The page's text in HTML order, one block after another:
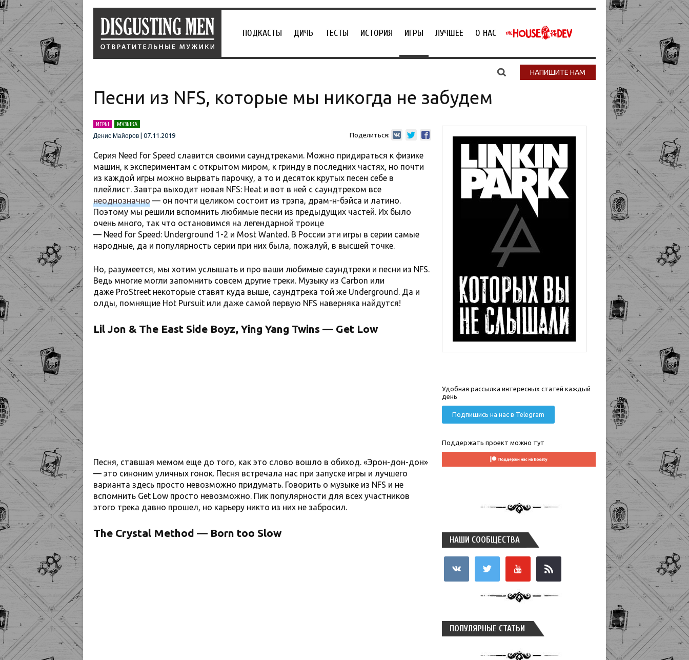
ПОДКАСТЫ ДИЧЬ ТЕСТЫ ИСТОРИЯ ИГРЫ ЛУЧШЕЕ О НАС
НАПИШИТЕ НАМ
Песни из NFS, которые мы никогда не забудем
ИГРЫ
МУЗЫКА
Денис Майоров
07.11.2019 Поделиться:
Серия Need for Speed славится своими саундтреками. Можно придираться к физике
машин, к экспериментам с открытом миром, к гринду в последних частях, но почти
из каждой игры можно вырвать парочку, а то и десяток крутых песен себе в
плейлист. Завтра выходит новая NFS: Heat и вот в ней с саундтреком все
неоднозначно — он почти целиком состоит из трэпа, драм-н-бэйса и латино.
Поэтому мы решили вспомнить любимые песни из предыдущих частей. Их было
очень много, так что остановимся на легендарной троице
— Need for Speed: Underground 1-2 и Most Wanted. В России эти игры в серии самые
народные, да и популярность серии при них была, пожалуй, в высшей точке.
Но, разумеется, мы хотим услышать и про ваши любимые саундтреки и песни из NFS.
Ведь многие могли запомнить совсем другие треки. Музыку из Carbon или
даже ProStreet некоторые ставят куда выше, саундтрека той же Underground. Да и
олды, помнящие Hot Pursuit или даже самой первую NFS наверняка найдутся!
Lil Jon & The East Side Boyz, Ying Yang Twins — Get Low
Песня, ставшая мемом еще до того, как это слово вошло в обиход. «Эрон-дон-дон»
— это синоним уличных гонок. Песня встречала нас при запуске игры и лучшего
варианта здесь просто невозможно придумать. Говорить о музыке из NFS и не
вспомнить Get Low просто невозможно. Пик популярности для всех участников
этого трека давно прошел, но карьеру никто из них не забросил.
The Crystal Method — Born too Slow
Удобная рассылка интересных статей каждый
день
Подпишись на нас в Telegram
Поддержать проект можно тут
НАШИ СООБЩЕСТВА
ПОПУЛЯРНЫЕ СТАТЬИ